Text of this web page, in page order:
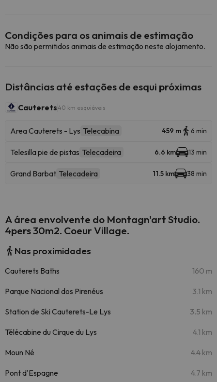
Condições para os animais de estimação
Não são permitidos animais de estimação neste alojamento.
Distâncias até estações de esqui próximas
Cauterets 40 km esquiáveis
Area Cauterets - Lys Telecabina 459 m 6 min
Telesilla pie de pistas Telecadeira 6.6 km 13 min
Grand Barbat Telecadeira 11.5 km 38 min
A área envolvente do Montagn'art Studio.
4pers 30m2. Coeur Village.
Nas proximidades
Cauterets Baths 160 m
Parque Nacional dos Pirenéus 3.1 km
Station de Ski Cauterets-Le Lys 3.5 km
Télécabine du Cirque du Lys 4.1 km
Moun Né 4.4 km
Pont d'Espagne 4.7 km